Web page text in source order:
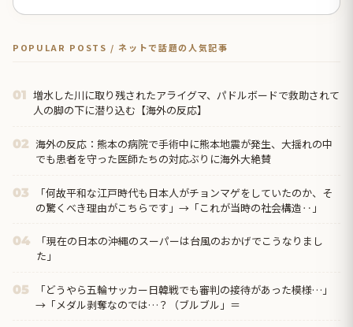
POPULAR POSTS / ネットで話題の人気記事
01 増水した川に取り残されたアライグマ、パドルボードで救助されて
人の脚の下に潜り込む【海外の反応】
02 海外の反応：熊本の病院で手術中に熊本地震が発生、大揺れの中
でも患者を守った医師たちの対応ぶりに海外大絶賛
03
「何故平和な江戸時代も日本人がチョンマゲをしていたのか、そ
の驚くべき理由がこちらです」→「これが当時の社会構造‥」
04
「現在の日本の沖縄のスーパーは台風のおかげでこうなりまし
た」
05
「どうやら五輪サッカー日韓戦でも審判の接待があった模様…」
→「メダル剥奪なのでは…？（ブルブル」＝